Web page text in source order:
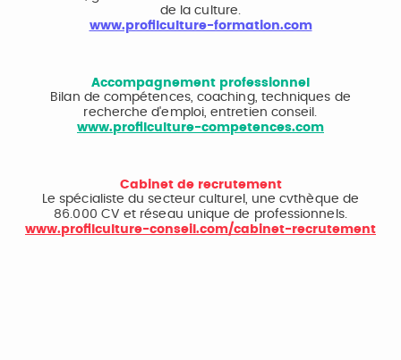
de la culture.
www.profilculture-formation.com
Accompagnement professionnel
Bilan de compétences, coaching, techniques de
recherche d'emploi, entretien conseil.
www.profilculture-competences.com
Cabinet de recrutement
Le spécialiste du secteur culturel, une cvthèque de
86.000 CV et réseau unique de professionnels.
www.profilculture-conseil.com/cabinet-recrutement